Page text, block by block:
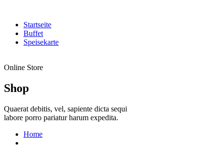
Startseite
Buffet
Speisekarte
Online Store
Shop
Quaerat debitis, vel, sapiente dicta sequi
labore porro pariatur harum expedita.
Home